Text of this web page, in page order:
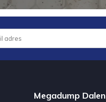
Megadump Dalen